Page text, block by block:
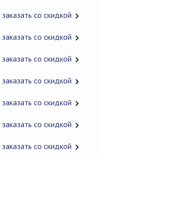
заказать со скидкой
заказать со скидкой
заказать со скидкой
заказать со скидкой
заказать со скидкой
заказать со скидкой
заказать со скидкой